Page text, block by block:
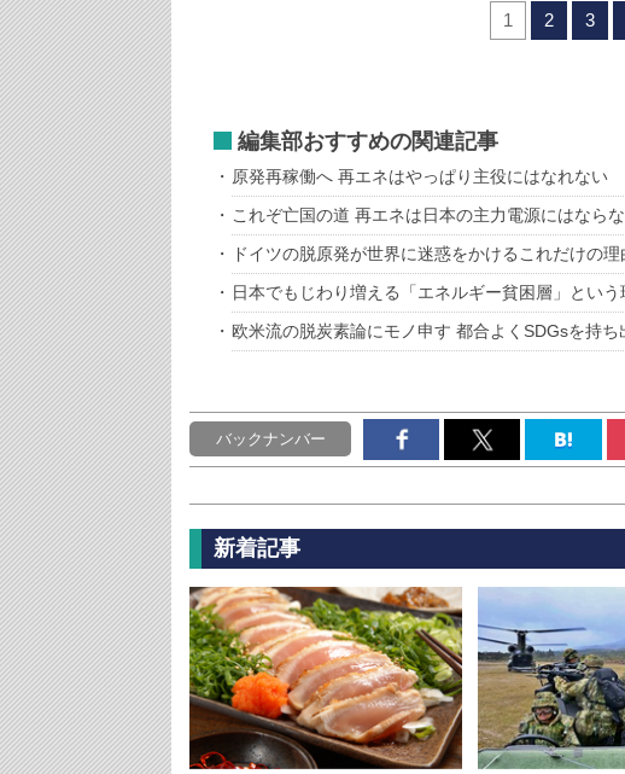
1 2 3
編集部おすすめの関連記事
原発再稼働へ 再エネはやっぱり主役にはなれない
これぞ亡国の道 再エネは日本の主力電源にはなら
ドイツの脱原発が世界に迷惑をかけるこれだけの理
日本でもじわり増える「エネルギー貧困層」という
欧米流の脱炭素論にモノ申す 都合よくSDGsを持ち
バックナンバー
新着記事